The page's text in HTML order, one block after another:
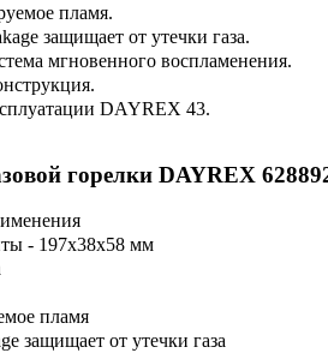
пламя.
защищает от утечки газа.
мгновенного воспламенения.
DAYREX 43.
горелки DAYREX
- 197х38х58 мм
пламя
защищает от утечки газа